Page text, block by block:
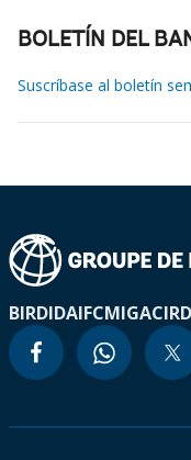
BOLETÍN DEL
Suscríbase al boletín
BIRDIDAIFCMIGA